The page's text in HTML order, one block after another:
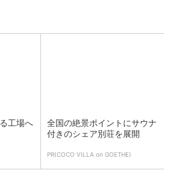
工場へ
全国の絶景ポイントにサウナ
付きのシェア別荘を展開
PR(COCO VILLA on GOETHE)